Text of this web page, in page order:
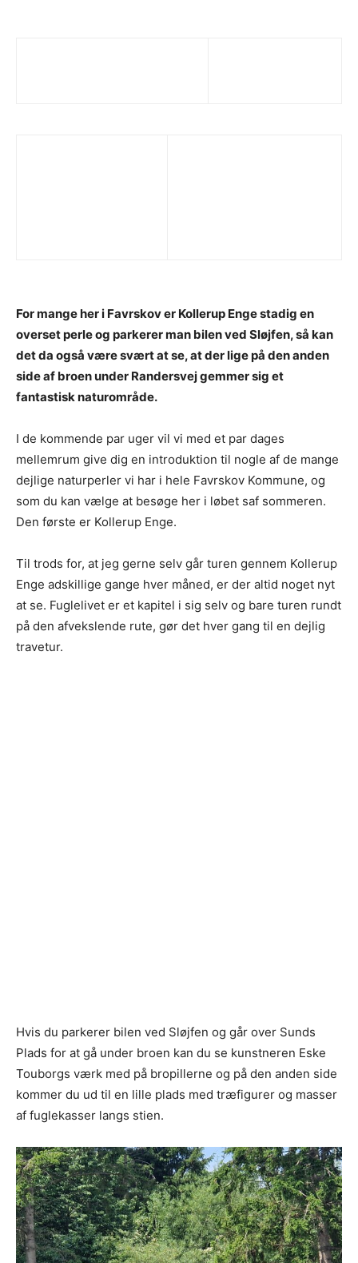
For mange her i Favrskov er Kollerup Enge stadig en
overset perle og parkerer man bilen ved Sløjfen, så kan
det da også være svært at se, at der lige på den anden
side af broen under Randersvej gemmer sig et
fantastisk naturområde.
I de kommende par uger vil vi med et par dages
mellemrum give dig en introduktion til nogle af de mange
dejlige naturperler vi har i hele Favrskov Kommune, og
som du kan vælge at besøge her i løbet saf sommeren.
Den første er Kollerup Enge.
Til trods for, at jeg gerne selv går turen gennem Kollerup
Enge adskillige gange hver måned, er der altid noget nyt
at se. Fuglelivet er et kapitel i sig selv og bare turen rundt
på den afvekslende rute, gør det hver gang til en dejlig
travetur.
Hvis du parkerer bilen ved Sløjfen og går over Sunds
Plads for at gå under broen kan du se kunstneren Eske
Touborgs værk med på bropillerne og på den anden side
kommer du ud til en lille plads med træfigurer og masser
af fuglekasser langs stien.